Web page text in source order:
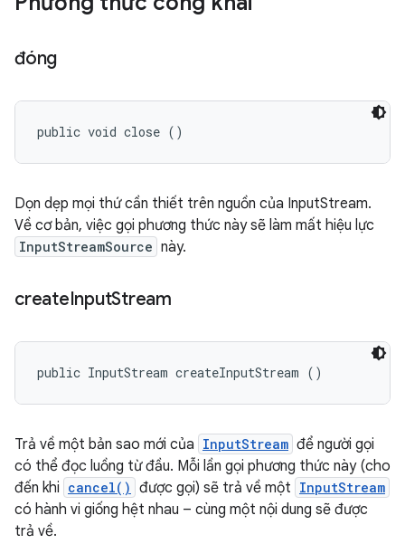
đóng
public void close ()
Dọn dẹp mọi thứ cần thiết trên nguồn của InputStream.
Về cơ bản, việc gọi phương thức này sẽ làm mất hiệu lực
InputStreamSource này.
createInputStream
public InputStream createInputStream ()
Trả về một bản sao mới của InputStream để người gọi
có thể đọc luồng từ đầu. Mỗi lần gọi phương thức này (cho
đến khi cancel() được gọi) sẽ trả về một InputStream
có hành vi giống hệt nhau – cùng một nội dung sẽ được
trả về.